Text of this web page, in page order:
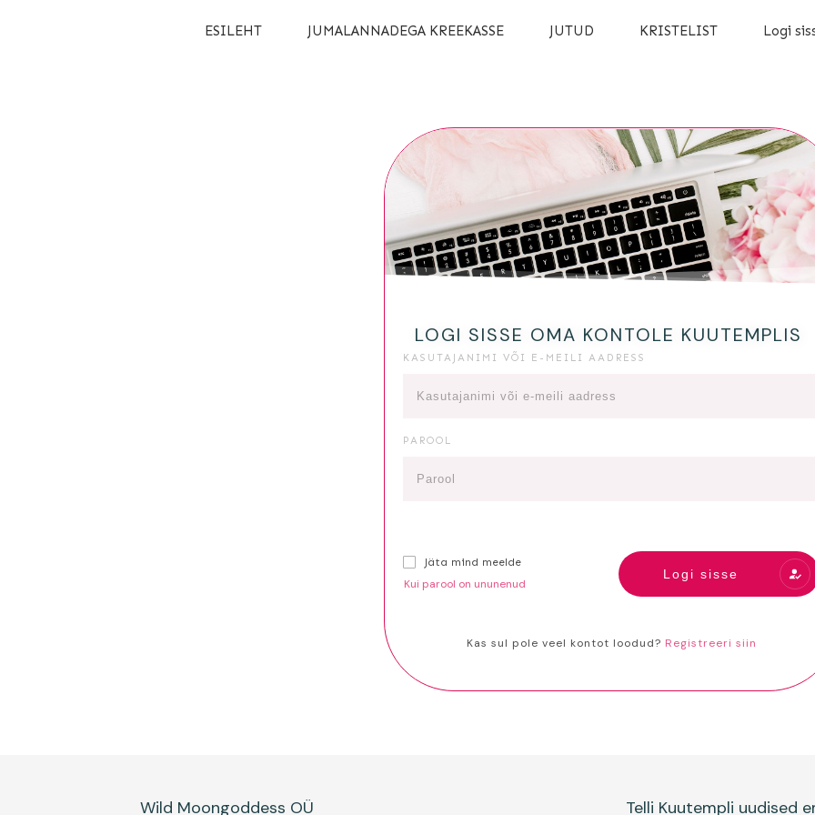
ESILEHT JUMALANNADEGA KREEKASSE JUTUD KRISTELIST Logi
LOGI SISSE OMA KONTOLE KUUTEMPLIS
KASUTAJANIMI VÕI E-MEILI AADRESS
PAROOL
Jäta mind meelde
Kui parool on ununenud
Logi sisse
Kas sul pole veel kontot loodud? Registreeri siin
Wild Moongoddess OÜ Telli Kuutempli uudised